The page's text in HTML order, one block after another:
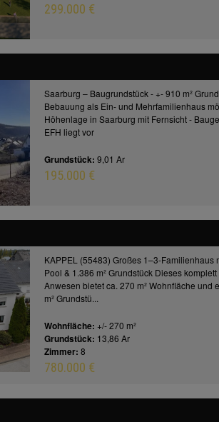
299.000 €
Saarburg – Baugrundstück - +- 910 m²
Bebauung als Ein- und Mehrfamilienhaus
Höhenlage in Saarburg mit Fernsicht -
EFH liegt vor
Grundstück:9,01 Ar
195.000 €
KAPPEL (55483) Großes 1–3-Familienhaus
Pool & 1.386 m² Grundstück Dieses
Anwesen bietet ca. 270 m² Wohnfläche und
m² Grundstü...
Wohnfläche: +/- 270 m²
Grundstück: 13,86 Ar
Zimmer:8
780.000 €